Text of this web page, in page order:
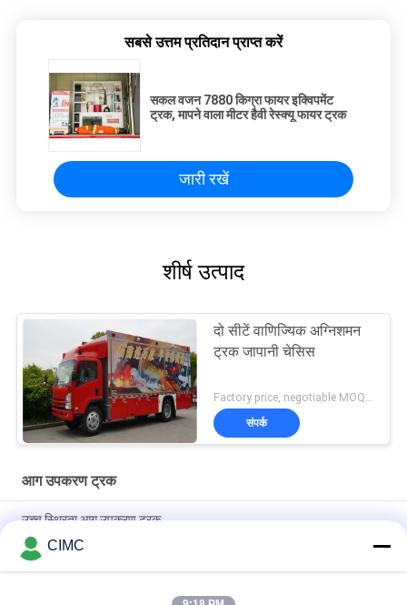
सबसे उत्तम प्रतिदान प्राप्त करें
सकल वजन 7880 किग्रा फायर इक्विपमेंट
ट्रक, मापने वाला मीटर हैवी रेस्क्यू फायर ट्रक
जारी रखें
शीर्ष उत्पाद
दो सीटें वाणिज्यिक अग्निशमन
ट्रक जापानी चेसिस
Factory price, negotiable MOQ:एक इकाई
संपर्क
आग उपकरण ट्रक
उच्च स्थिरता आग उपकरण ट्रक
6x4 ड्राइव फायर उपकरण ट्रक फायर फाइटर ट्रक में 168 यूनिट फायर उपकरण
शामिल हैं
CIMC